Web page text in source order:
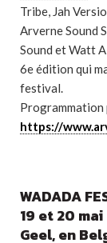
Tribe, Jah
Arverne Sound
Sound et Watt
6e édition qui
festival.
https://
WADADA
19 et 20 mai
Geel, en